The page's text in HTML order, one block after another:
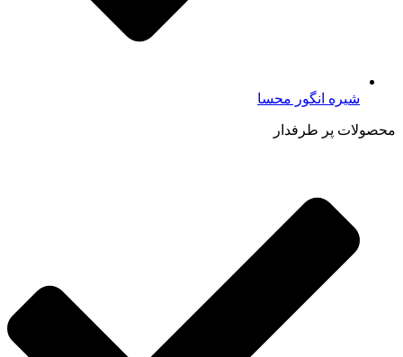
شیره انگور محسا
محصولات پر طرفدار